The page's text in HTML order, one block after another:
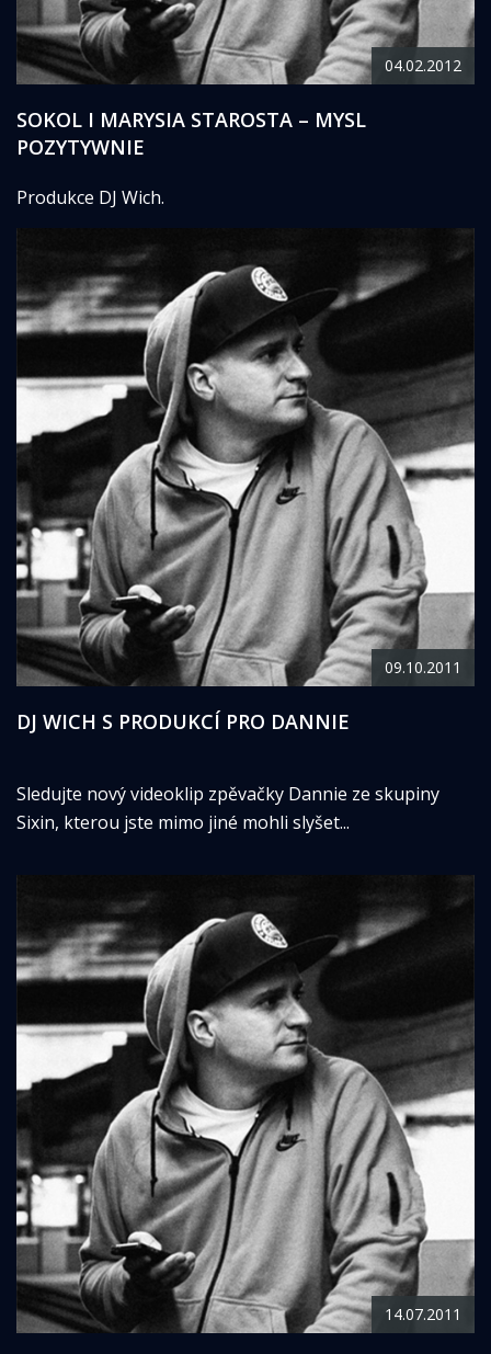
04.02.2012
SOKOL I MARYSIA STAROSTA – MYSL
POZYTYWNIE
Produkce DJ Wich.
09.10.2011
DJ WICH S PRODUKCÍ PRO DANNIE
Sledujte nový videoklip zpěvačky Dannie ze skupiny
Sixin, kterou jste mimo jiné mohli slyšet...
14.07.2011